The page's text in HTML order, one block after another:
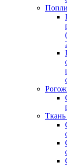
Ткань